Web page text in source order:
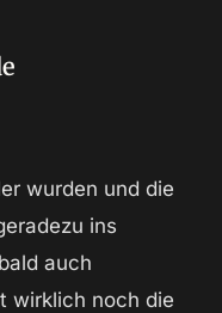
wurden und die
ins
auch
wirklich noch die